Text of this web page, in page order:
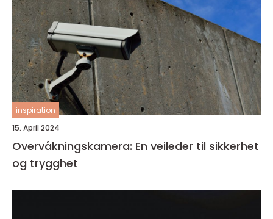
inspiration
15. April 2024
Overvåkningskamera: En veileder til sikkerhet
og trygghet